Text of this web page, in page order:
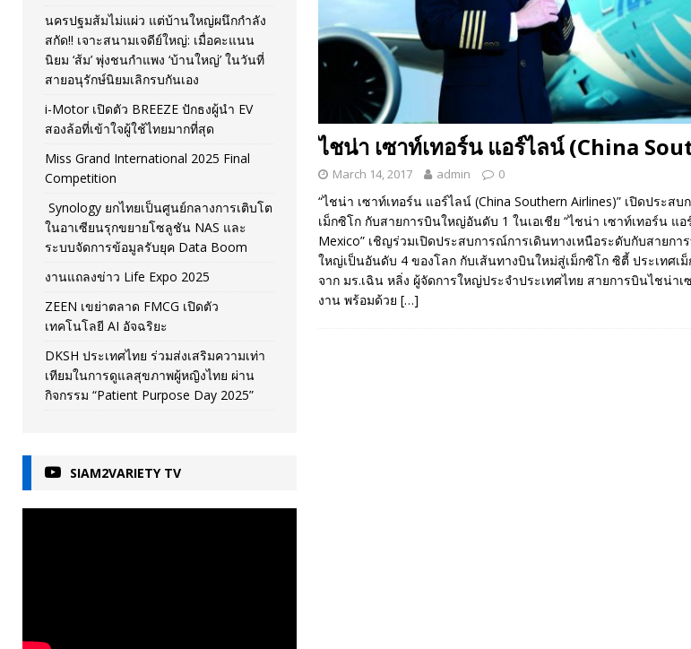
ไชน่า เซาท์เทอร์น แอร์ไลน์ (China
March 14, 2017 admin 0
“ไชน่า เซาท์เทอร์น แอร์ไลน์ (China Southern Airlines)” เปิดประ
เม็กซิโก กับสายการบินใหญ่อันดับ 1 ในเอเชีย “ไชน่า เซาท์เทอร์น แอ
Mexico” เชิญร่วมเปิดประสบการณ์การเดินทางเหนือระดับกับสายก
ใหญ่เป็นอันดับ 4 ของโลก กับเส้นทางบินใหม่สู่เม็กซิโก ซิตี้ ประเทศเ
จาก มร.เฉิน หลิ่ง ผู้จัดการใหญ่ประจำประเทศไทย สายการบินไชน่า
งาน พร้อมด้วย […]
นครปฐมส้มไม่แผ่ว แต่บ้านใหญ่ผนึกกำลัง
สกัด!! เจาะสนามเจดีย์ใหญ่: เมื่อคะแนน
นิยม ‘ส้ม’ พุ่งชนกำแพง ‘บ้านใหญ่’ ในวันที่
สายอนุรักษ์นิยมเลิกรบกันเอง
i-Motor เปิดตัว BREEZE ปักธงผู้นำ EV
สองล้อที่เข้าใจผู้ใช้ไทยมากที่สุด
Miss Grand International 2025 Final
Competition
Synology ยกไทยเป็นศูนย์กลางการเติบโต
ในอาเซียนรุกขยายโซลูชัน NAS และ
ระบบจัดการข้อมูลรับยุค Data Boom
งานแถลงข่าว Life Expo 2025
ZEEN เขย่าตลาด FMCG เปิดตัว
เทคโนโลยี AI อัจฉริยะ
DKSH ประเทศไทย ร่วมส่งเสริมความเท่า
เทียมในการดูแลสุขภาพผู้หญิงไทย ผ่าน
กิจกรรม “Patient Purpose Day 2025”
SIAM2VARIETY TV